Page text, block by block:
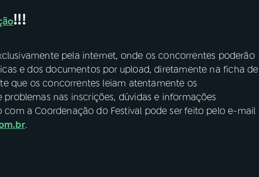
!!!
pela internet, onde os concorrentes poderão
e dos documentos por upload, diretamente na ficha de
que os concorrentes leiam atentamente os
nas inscrições, dúvidas e informações
a Coordenação do Festival pode ser feito pelo e-mail
.